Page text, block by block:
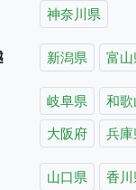
神奈川県
新潟県 富山
岐阜県 和
大阪府
兵庫
山口県 香川